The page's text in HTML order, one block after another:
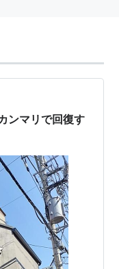
ンマリで回復す